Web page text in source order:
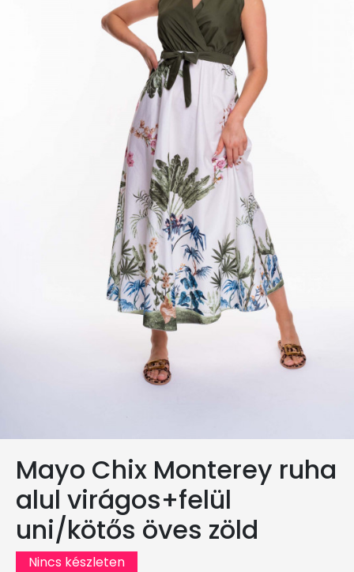
Mayo Chix Monterey ruha
alul virágos+felül
uni/kötős öves zöld
Nincs készleten